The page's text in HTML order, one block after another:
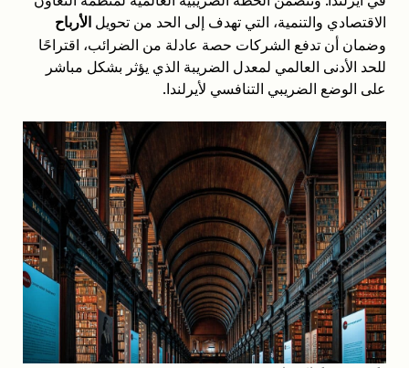
الاقتصادي والتنمية، التي تهدف إلى الحد من تحويل الأرباح
وضمان أن تدفع الشركات حصة عادلة من الضرائب، اقتراحًا
للحد الأدنى العالمي لمعدل الضريبة الذي يؤثر بشكل مباشر
على الوضع الضريبي التنافسي لأيرلندا.